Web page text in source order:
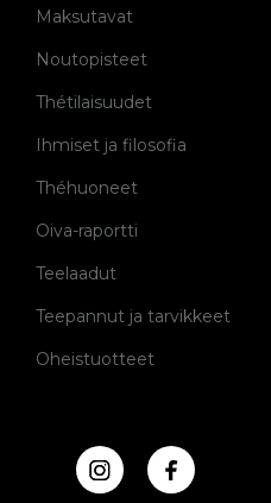
Maksutavat
Noutopisteet
Thétilaisuudet
Ihmiset ja filosofia
Théhuoneet
Oiva-raportti
Teelaadut
Teepannut ja tarvikkeet
Oheistuotteet